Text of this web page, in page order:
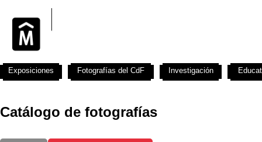
Catálogo de fotografías
Exposiciones Fotografías del CdF Investigación